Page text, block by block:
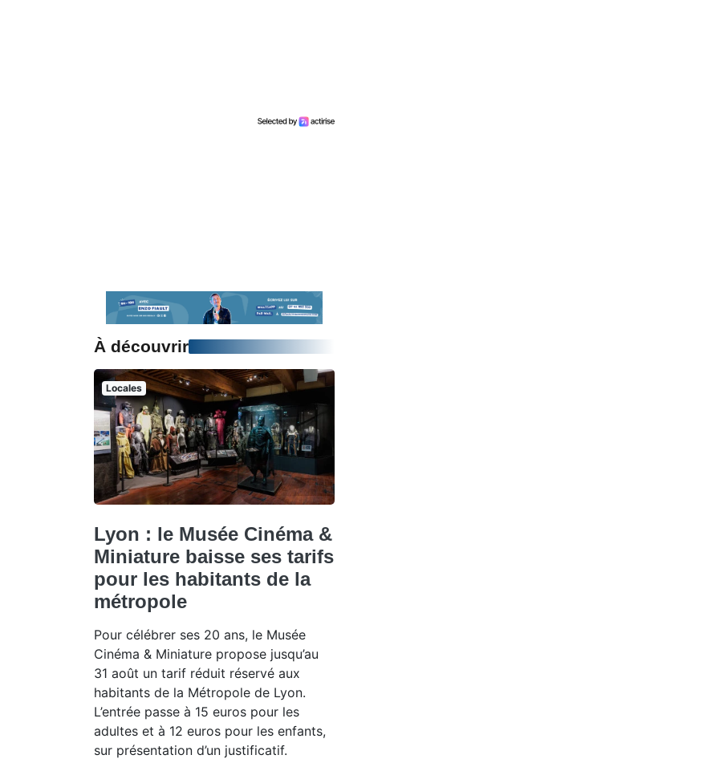
À découvrir
Locales
Lyon : le Musée Cinéma &
Miniature baisse ses tarifs
pour les habitants de la
métropole
Pour célébrer ses 20 ans, le Musée
Cinéma & Miniature propose jusqu’au
31 août un tarif réduit réservé aux
habitants de la Métropole de Lyon.
L’entrée passe à 15 euros pour les
adultes et à 12 euros pour les enfants,
sur présentation d’un justificatif.